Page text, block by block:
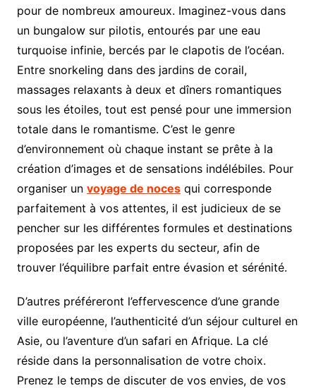
pour de nombreux amoureux. Imaginez-vous dans
un bungalow sur pilotis, entourés par une eau
turquoise infinie, bercés par le clapotis de l’océan.
Entre snorkeling dans des jardins de corail,
massages relaxants à deux et dîners romantiques
sous les étoiles, tout est pensé pour une immersion
totale dans le romantisme. C’est le genre
d’environnement où chaque instant se prête à la
création d’images et de sensations indélébiles. Pour
organiser un voyage de nocesqui corresponde
parfaitement à vos attentes, il est judicieux de se
pencher sur les différentes formules et destinations
proposées par les experts du secteur, afin de
trouver l’équilibre parfait entre évasion et sérénité.
D’autres préféreront l’effervescence d’une grande
ville européenne, l’authenticité d’un séjour culturel en
Asie, ou l’aventure d’un safari en Afrique. La clé
réside dans la personnalisation de votre choix.
Prenez le temps de discuter de vos envies, de vos